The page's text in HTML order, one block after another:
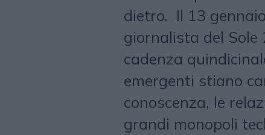
dietro. Il 13
giornalista del Sole
cadenza
emergenti stiano
conoscenza, le
grandi monopoli